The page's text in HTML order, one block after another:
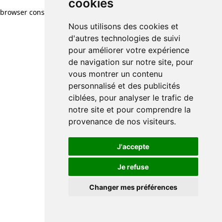
cookies
Nous utilisons des cookies et
d'autres technologies de suivi
pour améliorer votre expérience
de navigation sur notre site, pour
vous montrer un contenu
personnalisé et des publicités
ciblées, pour analyser le trafic de
notre site et pour comprendre la
provenance de nos visiteurs.
J'accepte
Je refuse
Changer mes préférences
browser console for more information)